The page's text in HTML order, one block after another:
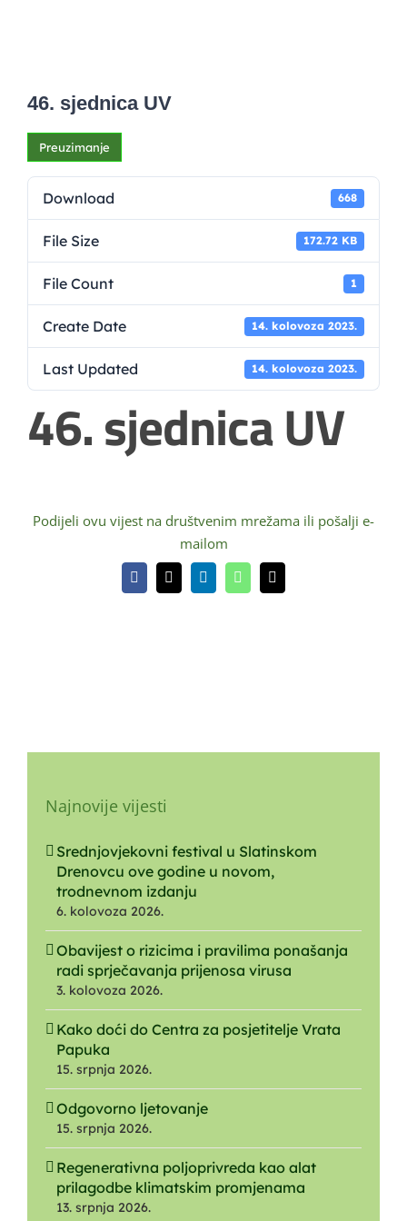
46. sjednica UV
Preuzimanje
Download 668
File Size 172.72 KB
File Count 1
Create Date 14. kolovoza 2023.
Last Updated 14. kolovoza 2023.
46. sjednica UV
Podijeli ovu vijest na društvenim mrežama ili pošalji e-
mailom
Facebook
X LinkedInWhatsApp
Email:
Najnovije vijesti
Srednjovjekovni festival u Slatinskom
Drenovcu ove godine u novom,
trodnevnom izdanju
6. kolovoza 2026.
Obavijest o rizicima i pravilima ponašanja
radi sprječavanja prijenosa virusa
3. kolovoza 2026.
Kako doći do Centra za posjetitelje Vrata
Papuka
15. srpnja 2026.
Odgovorno ljetovanje
15. srpnja 2026.
Regenerativna poljoprivreda kao alat
prilagodbe klimatskim promjenama
13. srpnja 2026.